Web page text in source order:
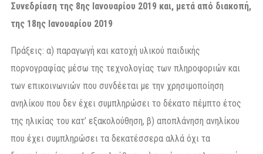
Συνεδρίαση της 8ης Ιανουαρίου 2019 και, μετά από διακοπή,
της 18ης Ιανουαρίου 2019
Πράξεις: α) παραγωγή και κατοχή υλικού παιδικής
πορνογραφίας μέσω της τεχνολογίας των πληροφοριών και
των επικοινωνιών που συνδέεται με την χρησιμοποίηση
ανηλίκου που δεν έχει συμπληρώσει το δέκατο πέμπτο έτος
της ηλικίας του κατ’ εξακολούθηση, β) αποπλάνηση ανηλίκου
που έχει συμπληρώσει τα δεκατέσσερα αλλά όχι τα